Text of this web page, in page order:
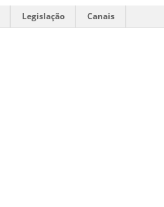
Legislação Canais